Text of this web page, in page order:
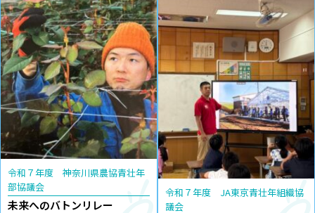
令和７年度 神奈川県農協青壮年
部協議会
未来へのバトンリレー
令和７年度 JA東京青壮年組織協
議会